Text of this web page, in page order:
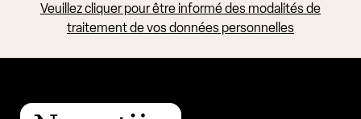
Veuillez cliquer pour être informé des modalités de
traitement de vos données personnelles